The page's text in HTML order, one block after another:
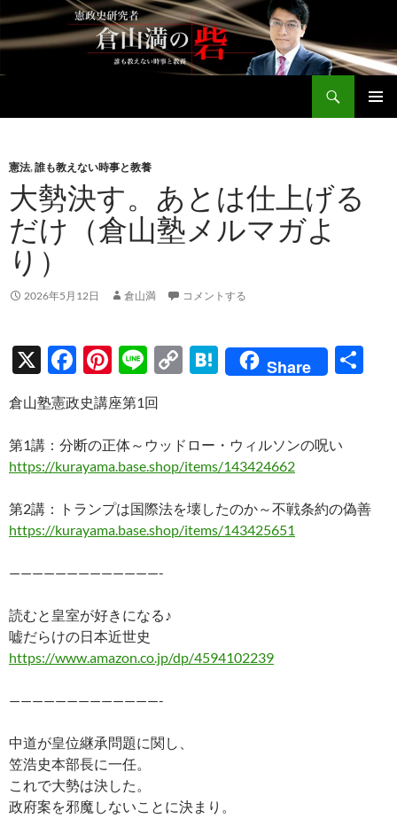
テ
ン
へ
キ
プ
憲法,誰も教えない時事と教養
大勢決す。あとは仕上げる
だけ（倉山塾メルマガよ
り）
2026年5月12日 倉山満 コメントする
X
F
ac
e
b
o
o
k
Pi
nt
er
es
t
Li
n
e
C
y
Li
n
k
H
n
a
Share
倉山塾憲政史講座第1回
第1講：分断の正体～ウッドロー・ウィルソンの呪い
https://kurayama.base.shop/items/143424662
第2講：トランプは国際法を壊したのか～不戦条約の偽善
https://kurayama.base.shop/items/143425651
—————————————-
読むと皇室が好きになる♪
嘘だらけの日本近世史
https://www.amazon.co.jp/dp/4594102239
—————————————-
中道が皇位継承問題に関し、
笠浩史本部長に一任。
これで大勢は決した。
政府案を邪魔しないことに決まり。